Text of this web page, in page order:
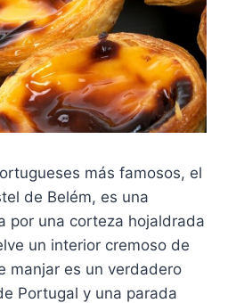
más famosos, el
de Belém, es una
por una corteza hojaldrada
un interior cremoso de
manjar es un verdadero
Portugal y una parada